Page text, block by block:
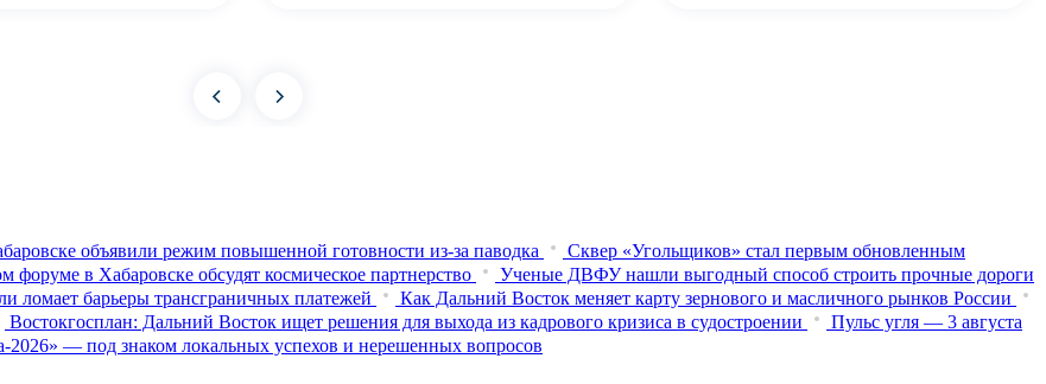
объявили режим повышенной готовности из‑за паводка
Сквер «Угольщиков» стал первым обновленным
форуме в Хабаровске обсудят космическое партнерство
Ученые ДВФУ нашли выгодный способ строить прочные дороги
ломает барьеры трансграничных платежей
Как Дальний Восток меняет карту зернового и масличного рынков России
Востокгосплан: Дальний Восток ищет решения для выхода из кадрового кризиса в судостроении
Пульс угля — 3 августа
2026» — под знаком локальных успехов и нерешенных вопросов